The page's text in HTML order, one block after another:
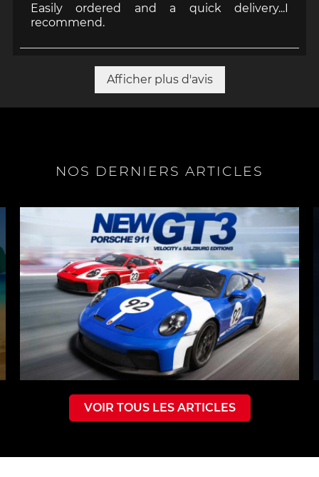
Easily ordered and a quick delivery...I
recommend.
Afficher plus d'avis
NOS DERNIERS ARTICLES
VOIR TOUS LES ARTICLES